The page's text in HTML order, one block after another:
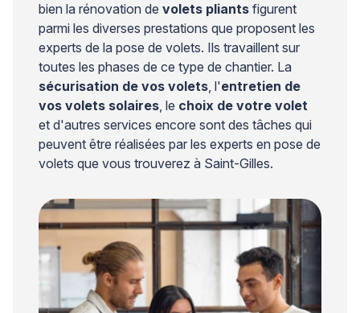
bien la rénovation de volets pliants figurent
parmi les diverses prestations que proposent les
experts de la pose de volets. Ils travaillent sur
toutes les phases de ce type de chantier. La
sécurisation de vos volets, l'entretien de
vos volets solaires, le choix de votre volet
et d'autres services encore sont des tâches qui
peuvent être réalisées par les experts en pose de
volets que vous trouverez à Saint-Gilles.